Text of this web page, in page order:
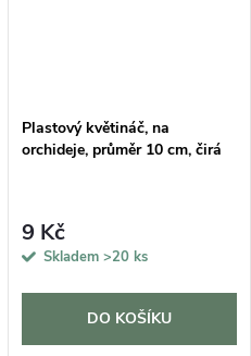
Plastový květináč, na
orchideje, průměr 10 cm, čirá
9 Kč
Skladem >20 ks
DO KOŠÍKU